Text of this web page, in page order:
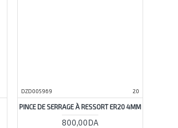
DZD005969 20
PINCE DE SERRAGE À RESSORT ER20 4MM
800,00DA